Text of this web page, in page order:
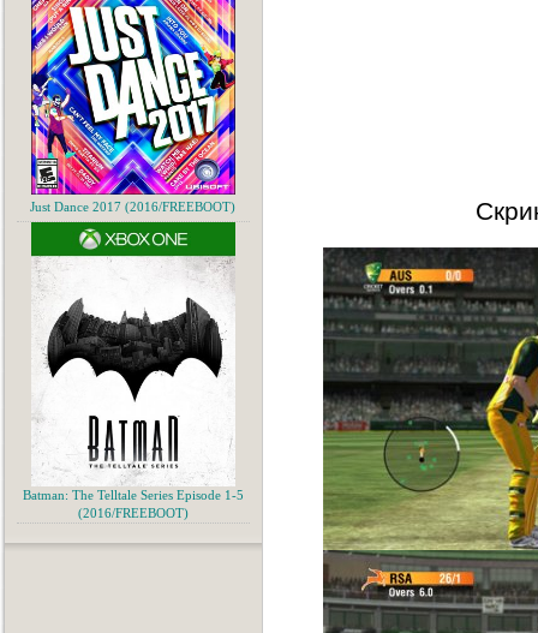
Just Dance 2017 (2016/FREEBOOT)
Batman: The Telltale Series Episode 1-5
(2016/FREEBOOT)